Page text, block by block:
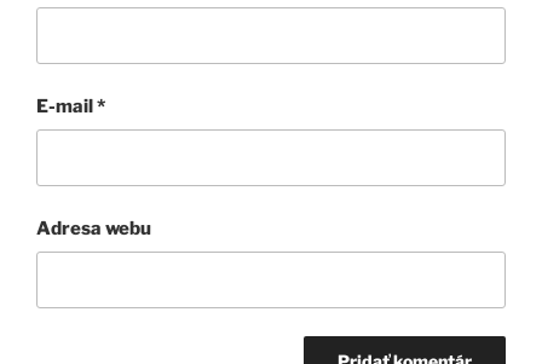
E-mail*
Adresa webu